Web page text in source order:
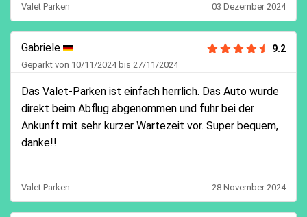
Valet Parken 03 Dezember 2024
Gabriele 9.2
Geparkt von 10/11/2024 bis 27/11/2024
Das Valet-Parken ist einfach herrlich. Das Auto wurde
direkt beim Abflug abgenommen und fuhr bei der
Ankunft mit sehr kurzer Wartezeit vor. Super bequem,
danke!!
Valet Parken 28 November 2024